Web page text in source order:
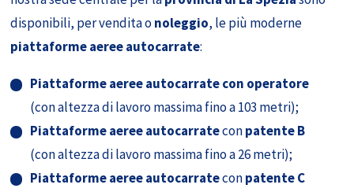
disponibili, per vendita onoleggio, le più moderne
piattaforme aeree autocarrate:
Piattaforme aeree autocarrate con operatore
(con altezza di lavoro massima fino a 103 metri);
Piattaforme aeree autocarrateconpatente B
(con altezza di lavoro massima fino a 26 metri);
Piattaforme aeree autocarrateconpatente C